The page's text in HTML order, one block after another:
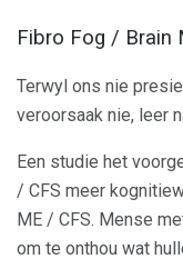
Fibro Fog / Brain
Terwyl ons nie
veroorsaak nie, leer
Een studie het
/ CFS meer
ME / CFS. Mense
om te onthou wat